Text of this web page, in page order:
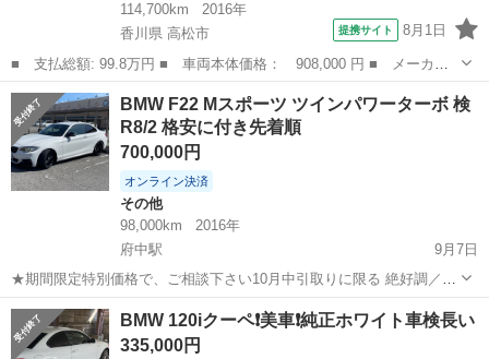
114,700km
2016年
香川県 高松市
提携サイト 8月1日
■ 支払総額: 99.8万円 ■ 車両本体価格： 908,000 円 ■ メーカー
名： ＢＭＷ ■ 車種名： ３シリーズ ■ グレード名： ３３０
ｅ Ｍスポーツ 後期 禁煙車 純正ＨＤＤナビ ＤＶＤ Ｂカメ
ラ ステリモ Ａ...
香川 高松市
BMW F22 Mスポーツ ツインパワーターボ 検
R8/2 格安に付き先着順
700,000円
オンライン決済
その他
98,000km
2016年
府中駅
9月7日
★期間限定特別価格で、ご相談下さい10月中引取りに限る 絶好調／エ
ラーメッセージ無し 内外装美車 諸費用 残、自賠責月割り 重
量税月割り リサイクル税 自動車税月割り 書類費
用
徳島 徳島市 その他 諸費用
BMW 120iクーペ❗️美車❗️純正ホワイト車検長い
335,000円